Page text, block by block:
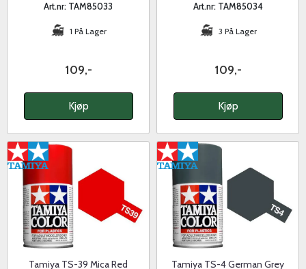
Art.nr: TAM85033
1 På Lager
109,-
Kjøp
Art.nr: TAM85034
3 På Lager
109,-
Kjøp
Tamiya TS-39 Mica Red Tamiya TS-4 German Grey